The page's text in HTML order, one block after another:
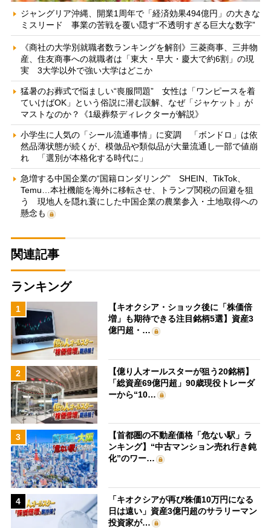
ジャングリア沖縄、開業1周年で「経済効果494億円」の大きな
ミスリード 事業の苦戦を覆い隠す“不透明すぎる巨大な数字”
《商社の大学別就職者数ランキングを解剖》三菱商事、三井物
産、住友商事への就職者は「東大・早大・慶大で約6割」の現
実 3大学以外で強い大学はどこか
猛暑のお葬式で悩ましい“喪服問題” 女性は「ワンピースを着
ていけばOK」という俗説に潜む誤解、なぜ「ジャケット」が
マストなのか？《1級葬祭ディレクターが解説》
小学生に人気の「シール流通事情」に変調 「ボンドロ」は依
然品薄状態が続くが、模倣品や類似品が大量流通し一部で値崩
れ 「選別が本格化する時代に」
急増する中国企業の“国籍ロンダリング” SHEIN、TikTok、
Temu…本社機能を海外に移転させ、トランプ関税の回避を狙
う 現地人を隠れ蓑にした中国企業の農業参入・土地取得への
懸念も
関連記事
ランキング
1
【キオクシア・ショック後に「株価倍
増」も期待できる注目銘柄5選】資産3
億円超・…
2
【億り人オールスターが狙う20銘柄】
「総資産69億円超」90歳現役トレーダ
ーから“10…
3
【首都圏の不動産価格「危ない駅」ラ
ンキング】“中古マンション売れ行き鈍
化”のワー…
4
「キオクシアが再び株価10万円になる
日は遠い」資産3億円超のサラリーマン
投資家が…